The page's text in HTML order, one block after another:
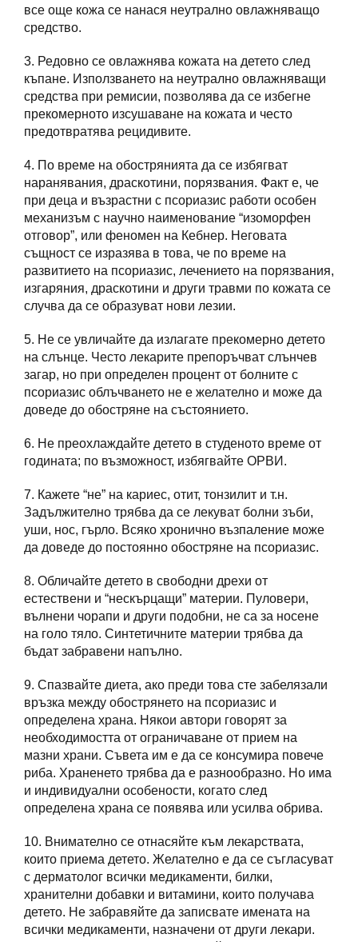
все още кожа се нанася неутрално овлажняващо
средство.
3. Редовно се овлажнява кожата на детето след
къпане. Използването на неутрално овлажняващи
средства при ремисии, позволява да се избегне
прекомерното изсушаване на кожата и често
предотвратява рецидивите.
4. По време на обострянията да се избягват
наранявания, драскотини, порязвания. Факт е, че
при деца и възрастни с псориазис работи особен
механизъм с научно наименование “изоморфен
отговор”, или феномен на Кебнер. Неговата
същност се изразява в това, че по време на
развитието на псориазис, лечението на порязвания,
изгаряния, драскотини и други травми по кожата се
случва да се образуват нови лезии.
5. Не се увличайте да излагате прекомерно детето
на слънце. Често лекарите препоръчват слънчев
загар, но при определен процент от болните с
псориазис облъчването не е желателно и може да
доведе до обостряне на състоянието.
6. Не преохлаждайте детето в студеното време от
годината; по възможност, избягвайте ОРВИ.
7. Кажете “не” на кариес, отит, тонзилит и т.н.
Задължително трябва да се лекуват болни зъби,
уши, нос, гърло. Всяко хронично възпаление може
да доведе до постоянно обостряне на псориазис.
8. Обличайте детето в свободни дрехи от
естествени и “нескърцащи” материи. Пуловери,
вълнени чорапи и други подобни, не са за носене
на голо тяло. Синтетичните материи трябва да
бъдат забравени напълно.
9. Спазвайте диета, ако преди това сте забелязали
връзка между обострянето на псориазис и
определена храна. Някои автори говорят за
необходимостта от ограничаване от прием на
мазни храни. Съвета им е да се консумира повече
риба. Храненето трябва да е разнообразно. Но има
и индивидуални особености, когато след
определена храна се появява или усилва обрива.
10. Внимателно се отнасяйте към лекарствата,
които приема детето. Желателно е да се съгласуват
с дерматолог всички медикаменти, билки,
хранителни добавки и витамини, които получава
детето. Не забравяйте да записвате имената на
всички медикаменти, назначени от други лекари.